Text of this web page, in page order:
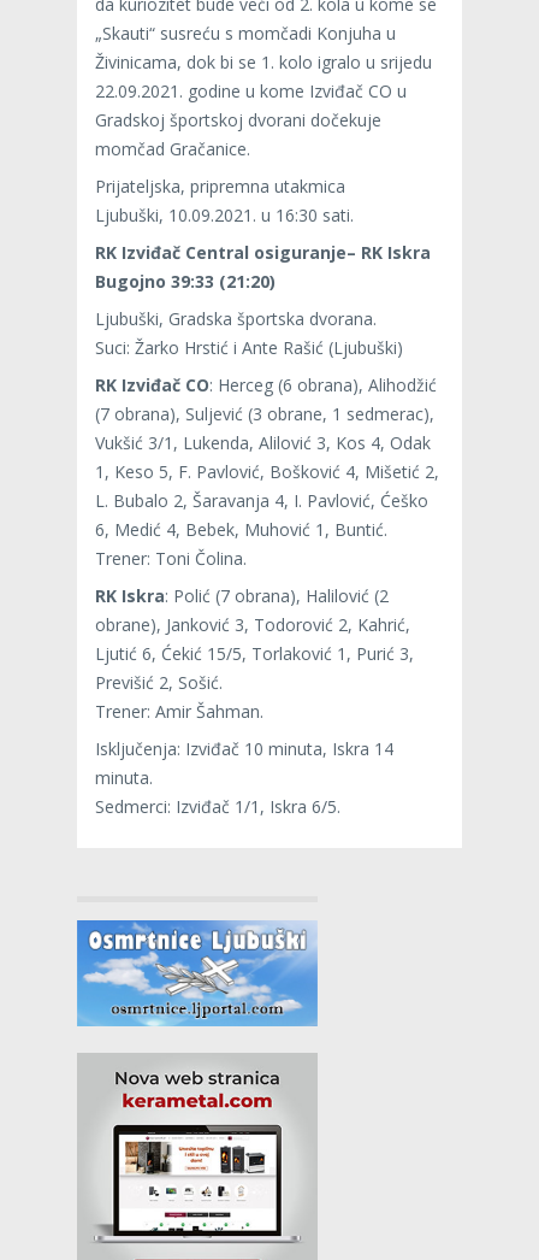
„Skauti“ susreću s momčadi Konjuha u
Živinicama, dok bi se 1. kolo igralo u srijedu
22.09.2021. godine u kome Izviđač CO u
Gradskoj športskoj dvorani dočekuje
momčad Gračanice.
Prijateljska, pripremna utakmica
Ljubuški, 10.09.2021. u 16:30 sati.
RK Izviđač Central osiguranje– RK Iskra
Bugojno 39:33 (21:20)
Ljubuški, Gradska športska dvorana.
Suci: Žarko Hrstić i Ante Rašić (Ljubuški)
RK Izviđač CO: Herceg (6 obrana), Alihodžić
(7 obrana), Suljević (3 obrane, 1 sedmerac),
Vukšić 3/1, Lukenda, Alilović 3, Kos 4, Odak
1, Keso 5, F. Pavlović, Bošković 4, Mišetić 2,
L. Bubalo 2, Šaravanja 4, I. Pavlović, Ćeško
6, Medić 4, Bebek, Muhović 1, Buntić.
Trener: Toni Čolina.
RK Iskra: Polić (7 obrana), Halilović (2
obrane), Janković 3, Todorović 2, Kahrić,
Ljutić 6, Ćekić 15/5, Torlaković 1, Purić 3,
Previšić 2, Sošić.
Trener: Amir Šahman.
Isključenja: Izviđač 10 minuta, Iskra 14
minuta.
Sedmerci: Izviđač 1/1, Iskra 6/5.